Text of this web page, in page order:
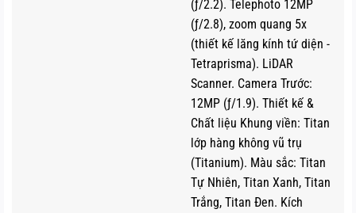
Mặt trước được bảo vệ bởi kính Ceramic Shield, loại kính
siêu bền, chống trầy xước tốt nhất hiện nay. Mặt lưng
bằng kính nhám cao cấp, vừa chống bám vân tay vừa tạo
vẻ ngoài tinh tế và sang trọng. Ngoài ra, iPhone 15 ProMax
cung cấp các tùy chọn màu sắc độc đáo gồm Titan tự
nhiên, Titan xanh, Titan trắng và Titan đen, giúp người
dùng dễ dàng chọn màu phù hợp với phong cách cá nhân.
Màn hình OLED Super Retina XDR mang đến trải nghiệm mượt
(ƒ/2.2). Telephoto 12MP
(ƒ/2.8), zoom quang 5x
(thiết kế lăng kính tứ diện -
Tetraprisma). LiDAR
Scanner. Camera Trước:
12MP (ƒ/1.9). Thiết kế &
Chất liệu Khung viền: Titan
lớp hàng không vũ trụ
(Titanium). Màu sắc: Titan
Tự Nhiên, Titan Xanh, Titan
Trắng, Titan Đen. Kích